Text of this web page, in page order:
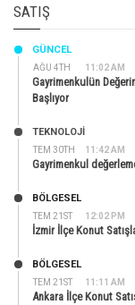
SATIŞ
AĞU 4TH 11:02 AM
GÜNCEL
Gayrimenkulün
Başlıyor
TEM 30TH 11:42 AM
TEKNOLOJİ
Gayrimenkul
TEM 21ST 12:02 PM
BÖLGESEL
İzmir İlçe Konut
TEM 21ST 11:11 AM
BÖLGESEL
Ankara İlçe Konut